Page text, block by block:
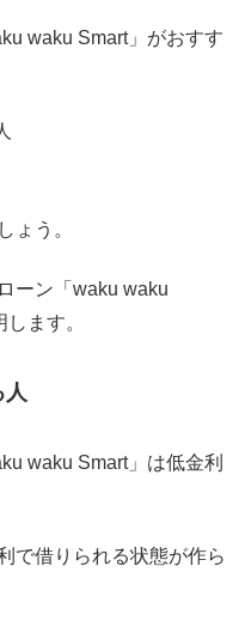
waku Smart」がおすす
ょう。
ーン「waku waku
ます。
人
waku Smart」は低金利
で借りられる状態が作ら